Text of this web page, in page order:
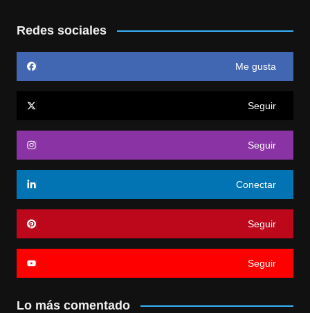
Redes sociales
Me gusta
Seguir
Seguir
Conectar
Seguir
Seguir
Lo más comentado